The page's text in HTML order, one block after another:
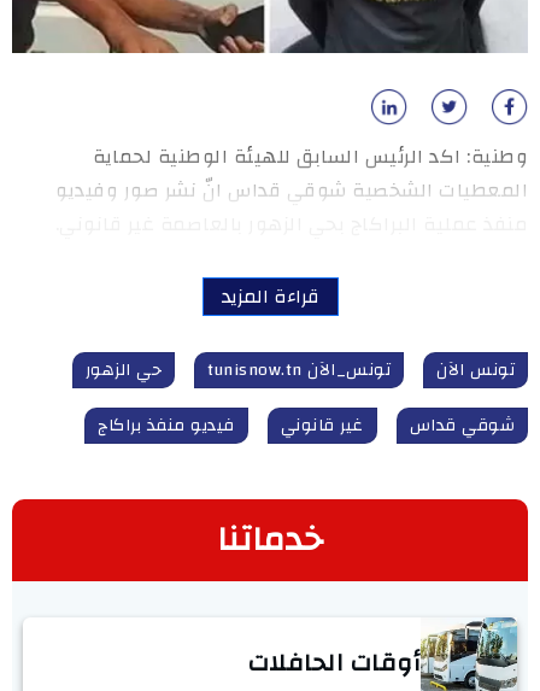
وطنية: اكد الرئيس السابق للهيئة الوطنية لحماية
المعطيات الشخصية شوقي قداس انّ نشر صور وفيديو
قراءة المزيد
تونس الآن تونس_الآن tunisnow.tn
حي الزهور
شوقي قداس
غير قانوني فيديو منفذ براكاج
خدماتنا
أوقات الحافلات